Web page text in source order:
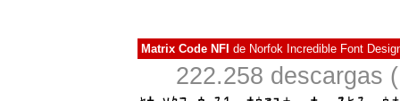
Matrix Code NFI de Norfok Incredible Font
222.258 descargas